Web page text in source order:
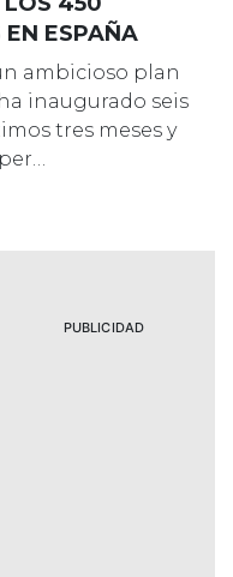
EN ESPAÑA
ambicioso plan
inaugurado seis
tres meses y
PUBLICIDAD